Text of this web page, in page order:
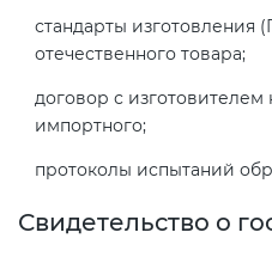
стандарты изготовления
отечественного товара;
договор с изготовителем
импортного;
протоколы испытаний
Свидетельство о